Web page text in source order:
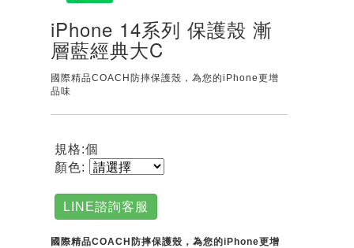
iPhone 14系列 保護殼 漸
層藍經典大C
國際精品COACH防摔保護殼，為您的iPhone更增
品味
規格:個
顏色:
LINE諮詢客服
國際精品COACH防摔保護殼，為您的iPhone更增